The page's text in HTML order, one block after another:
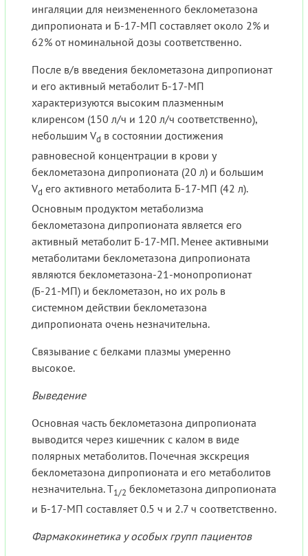
ингаляции для неизмененного беклометазона
дипропионата и Б-17-МП составляет около 2% и
62% от номинальной дозы соответственно.
После в/в введения беклометазона дипропионат
и его активный метаболит Б-17-МП
характеризуются высоким плазменным
клиренсом (150 л/ч и 120 л/ч соответственно),
небольшим Vd в состоянии достижения
равновесной концентрации в крови у
беклометазона дипропионата (20 л) и большим
Vd его активного метаболита Б-17-МП (42 л).
Основным продуктом метаболизма
беклометазона дипропионата является его
активный метаболит Б-17-МП. Менее активными
метаболитами беклометазона дипропионата
являются беклометазона-21-монопропионат
(Б-21-МП) и беклометазон, но их роль в
системном действии беклометазона
дипропионата очень незначительна.
Связывание с белками плазмы умеренно
высокое.
Выведение
Основная часть беклометазона дипропионата
выводится через кишечник с калом в виде
полярных метаболитов. Почечная экскреция
беклометазона дипропионата и его метаболитов
незначительна. T1/2 беклометазона дипропионата
и Б-17-МП составляет 0.5 ч и 2.7 ч соответственно.
Фармакокинетика у особых групп пациентов